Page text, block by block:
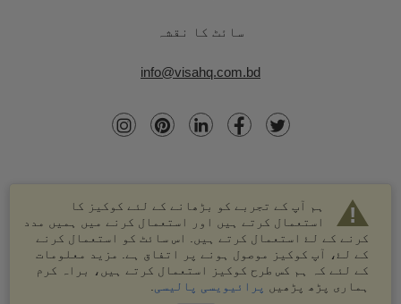
ہم آپ کے تجربے کو بڑھانے کے لئے کوکیز کا
استعمال کرتے ہیں اور استعمال کرنے میں ہمیں مدد
کرنے کے لۓ استعمال کرتے ہیں. اس سائٹ کو استعمال کرنے
کے لۓ، آپ کوکیز موصول ہونے پر اتفاق ہے. مزید معلومات
کے لئے کہ ہم کس طرح کوکیز استعمال کرتے ہیں، براہ کرم
ہماری پڑھ پڑھیں
پرائیویسی پالیسی
سائٹ کا نقشہ
info@visahq.com.bd
© 2003-2026 VisaHQ.com، انک. تمام حقوق محفوظ ہیں۔